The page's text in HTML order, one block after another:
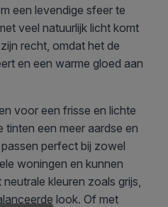
een levendige sfeer te
veel natuurlijk licht komt
recht, omdat het de
en een warme gloed aan
voor een frisse en lichte
tinten een meer aardse en
perfect bij zowel
woningen en kunnen
kleuren zoals grijs,
look. Of met